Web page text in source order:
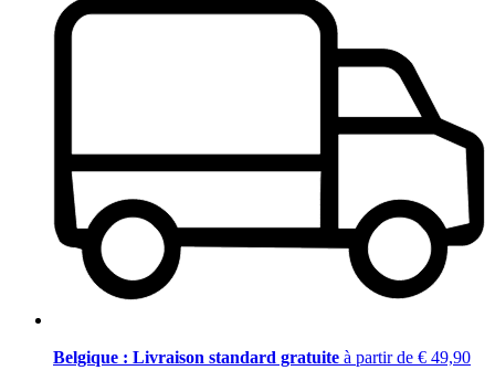
Belgique : Livraison standard gratuite à partir de € 49,90